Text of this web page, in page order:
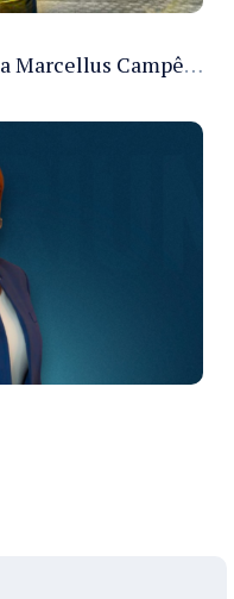
União Progressista confirma Marcellus Campêlo como candidato a deputado estadual